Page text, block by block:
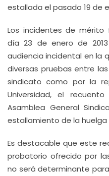
estallada el pasado 19 de
Los incidentes de mérito
día 23 de enero de
audiencia incidental en la
diversas pruebas entre
sindicato como por la
Universidad, el
Asamblea General
estallamiento de la huelga
Es destacable que este
probatorio ofrecido por
no será determinante